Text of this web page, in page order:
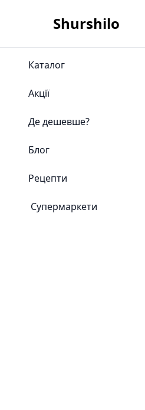
Shurshilo
Каталог
Акції
Де дешевше?
Блог
Рецепти
Супермаркети